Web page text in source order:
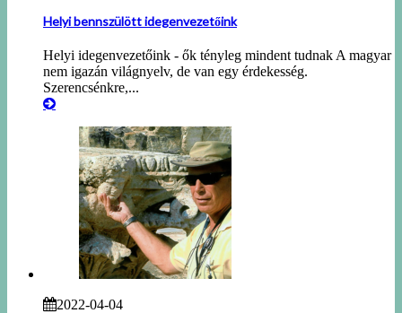
Helyi bennszülött idegenvezetőink
Helyi idegenvezetőink - ők tényleg mindent tudnak A magyar
nem igazán világnyelv, de van egy érdekesség.
Szerencsénkre,...
2022-04-04